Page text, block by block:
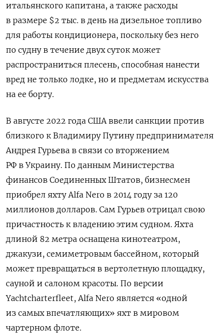
итальянского капитана, а также расходы
в размере $2 тыс. в день на дизельное топливо
для работы кондиционера, поскольку без него
по судну в течение двух суток может
распространиться плесень, способная нанести
вред не только лодке, но и предметам искусства
на ее борту.
В августе 2022 года США ввели санкции против
близкого к Владимиру Путину предпринимателя
Андрея Гурьева в связи со вторжением
РФ в Украину. По данным Министерства
финансов Соединенных Штатов, бизнесмен
приобрел яхту Alfa Nero в 2014 году за 120
миллионов долларов. Сам Гурьев отрицал свою
причастность к владению этим судном. Яхта
длиной 82 метра оснащена кинотеатром,
джакузи, семиметровым бассейном, который
может превращаться в вертолетную площадку,
сауной и салоном красоты. По версии
Yachtcharterfleet, Alfa Nero является «одной
из самых впечатляющих» яхт в мировом
чартерном флоте.